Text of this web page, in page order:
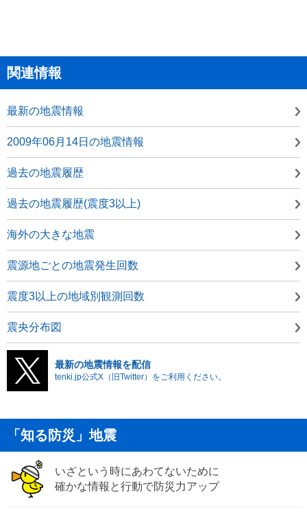
関連情報
最新の地震情報
2009年06月14日の地震情報
過去の地震履歴
過去の地震履歴(震度3以上)
海外の大きな地震
震源地ごとの地震発生回数
震度3以上の地域別観測回数
震央分布図
最新の地震情報を配信
tenki.jp公式X（旧Twitter）をご利用ください。
「知る防災」地震
いざという時にあわてないために
確かな情報と行動で防災力アップ